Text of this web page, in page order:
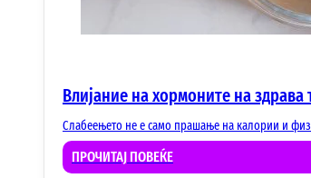
Влијание на хормоните на
Слабеењето не е само прашање на калории и
ПРОЧИТАЈ ПОВЕЌЕ